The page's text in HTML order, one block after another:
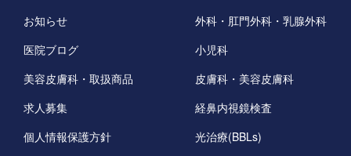
お知らせ
医院ブログ
美容皮膚科・取扱商品
求人募集
個人情報保護方針
外科・肛門外科・乳腺外科
小児科
皮膚科・美容皮膚科
経鼻内視鏡検査
光治療(BBLs)